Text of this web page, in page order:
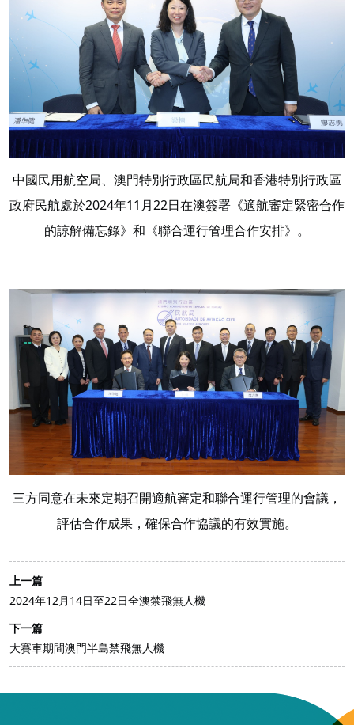
中國民用航空局、澳門特別行政區民航局和香港特別行政區
政府民航處於2024年11月22日在澳簽署《適航審定緊密合作
的諒解備忘錄》和《聯合運行管理合作安排》。
三方同意在未來定期召開適航審定和聯合運行管理的會議，
評估合作成果，確保合作協議的有效實施。
上一篇
2024年12月14日至22日全澳禁飛無人機
下一篇
大賽車期間澳門半島禁飛無人機